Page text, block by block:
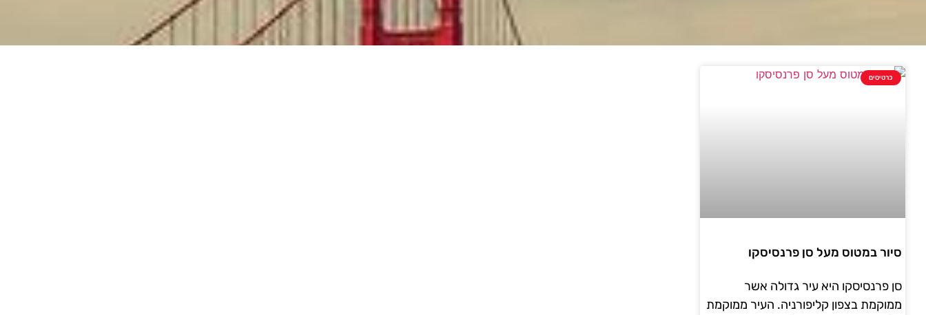
כרטיסים
סיור במטוס מעל סן פרנסיסקו
סן פרנסיסקו היא עיר גדולה אשר
ממוקמת בצפון קליפורניה. העיר ממוקמת